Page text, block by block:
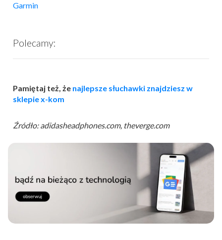
Garmin
Polecamy:
Pamiętaj też, że najlepsze słuchawki znajdziesz w
sklepie x-kom
Źródło: adidasheadphones.com, theverge.com